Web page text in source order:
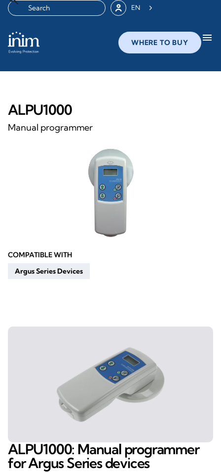
EN
WHERE TO BUY menu
ALPU1000
Manual programmer
COMPATIBLE WITH
Argus Series Devices
ALPU1000: Manual programmer
for Argus Series devices